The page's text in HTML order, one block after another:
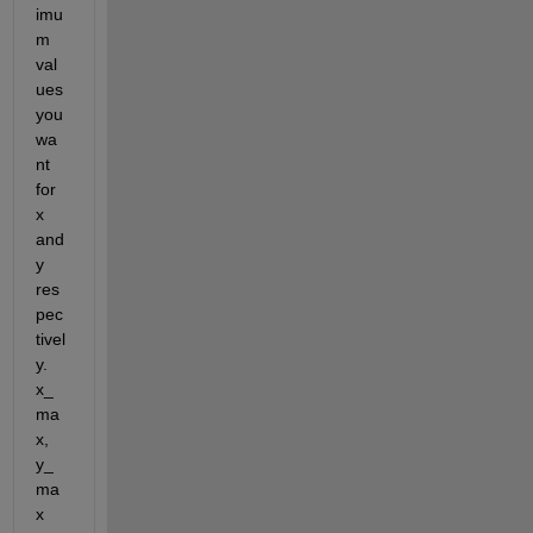
imu
m
val
ues
you
wa
nt
for
x
and
y
res
pec
tivel
y.
x_
ma
x,
y_
ma
x